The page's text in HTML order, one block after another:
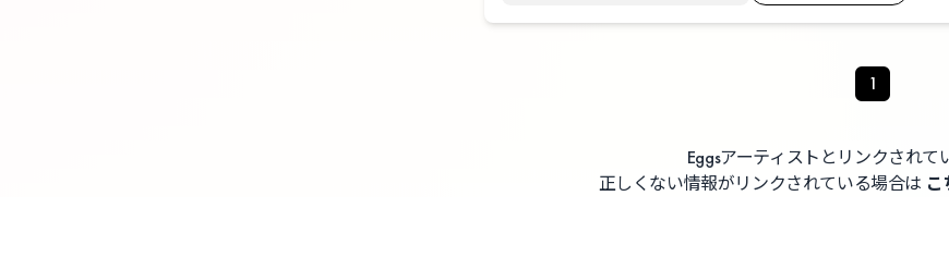
1
Eggsアーティストとリンクされて
正しくない情報がリンクされている場合は こ